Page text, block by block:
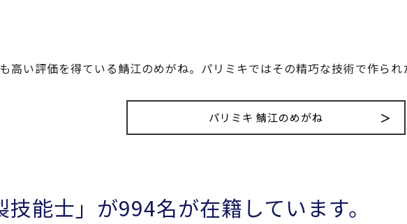
高い評価を得ている鯖江のめがね。パリミキではその精巧な技術で作られ
パリミキ 鯖江のめがね
能士」が994名が在籍しています。